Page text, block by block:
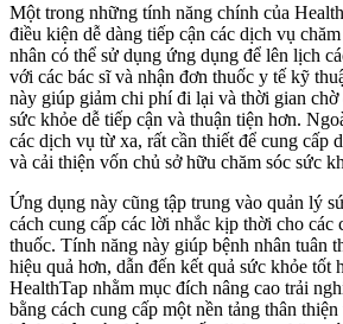
Một trong những tính năng chính của
điều kiện dễ dàng tiếp cận các dịch vụ
nhân có thể sử dụng ứng dụng để lên lịch
với các bác sĩ và nhận đơn thuốc y tế kỹ
này giúp giảm chi phí đi lại và thời gian chờ
sức khỏe dễ tiếp cận và thuận tiện hơn.
các dịch vụ từ xa, rất cần thiết để cung cấp
và cải thiện vốn chủ sở hữu chăm sóc sức
Ứng dụng này cũng tập trung vào quản lý
cách cung cấp các lời nhắc kịp thời cho các
thuốc. Tính năng này giúp bệnh nhân tuân
hiệu quả hơn, dẫn đến kết quả sức khỏe tốt
HealthTap nhằm mục đích nâng cao trải
bằng cách cung cấp một nền tảng thân